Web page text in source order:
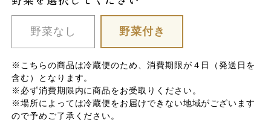
野菜なし 野菜付き
※こちらの商品は冷蔵便のため、消費期限が４日（発送日を
含む）となります。
※必ず消費期限内に商品をお受取りください。
※場所によっては冷蔵便をお届けできない地域がございます
ので予めご了承ください。